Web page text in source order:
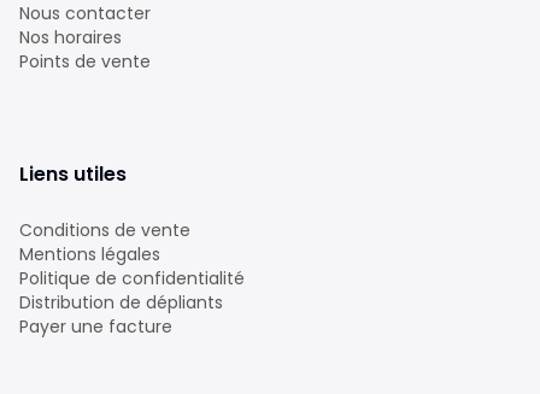
Nous contacter
Nos horaires
Points de vente
Liens utiles
Conditions de vente
Mentions légales
Politique de confidentialité
Distribution de dépliants
Payer une facture